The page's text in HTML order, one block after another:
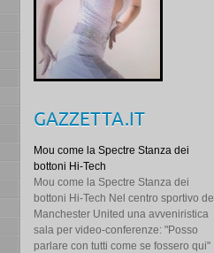
GAZZETTA.IT
Mou come la Spectre Stanza dei
bottoni Hi-Tech
Mou come la Spectre Stanza dei
bottoni Hi-Tech Nel centro sportivo del
Manchester United una avveniristica
sala per video-conferenze: "Posso
parlare con tutti come se fossero qui"